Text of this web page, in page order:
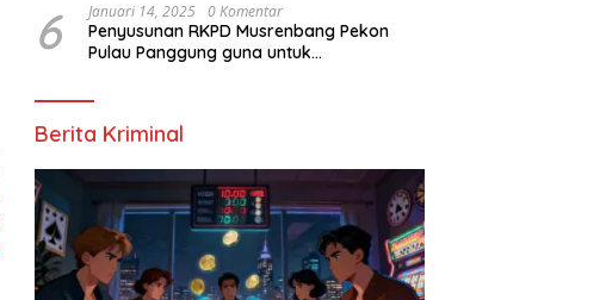
6 Januari 14, 2025 0 Komentar
Penyusunan RKPD Musrenbang Pekon
Pulau Panggung guna untuk
2026
Berita Kriminal